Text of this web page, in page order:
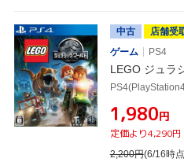
中古
店舗受
ゲーム
PS4
LEGO ジュラ
¥1,980円
定価より4,290円
2,200円(6/16時